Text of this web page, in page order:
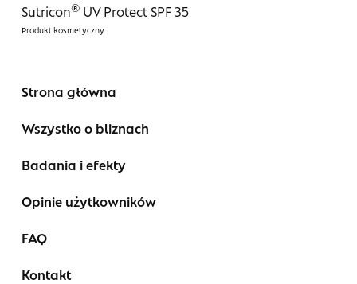
Sutricon®UV Protect SPF 35
Strona główna
Wszystko o bliznach
Badania i efekty
Opinie użytkowników
FAQ
Kontakt